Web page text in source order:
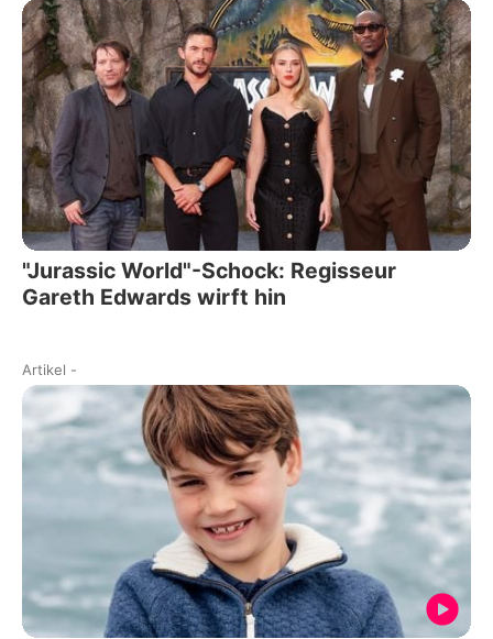
"Jurassic World"-Schock: Regisseur
Gareth Edwards wirft hin
Artikel -